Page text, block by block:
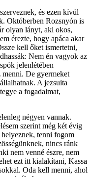
és ezen kívül
Októberben Rozsnyón is
olyan lányt, aki okos,
érezte, hogy apáca akar
kell őket ismertetni,
Nem én vagyok az
jelenlétében
De gyermeket
A jezsuita
a fogadalmat,
négyen vannak.
szerint még két évig
tenni fogom
nincs ránk
nem venné észre, nem
ezt itt kialakítani, Kassa
Oda kell menni, ahol